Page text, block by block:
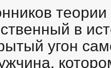
в
угон